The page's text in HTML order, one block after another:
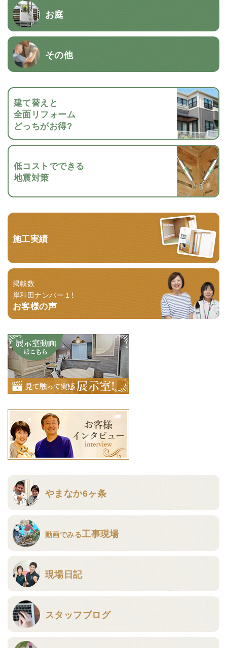
お庭
その他
建て替えと
全面リフォーム
どっちがお得?
低コストでできる
地震対策
施工実績
掲載数
岸和田ナンバー１！
お客様の声
やまなか6ヶ条
動画でみる工事現場
現場日記
スタッフブログ